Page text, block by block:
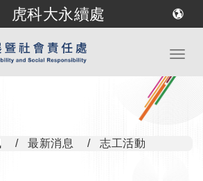
虎科大永續處
到主要內容
最新消息 志工活動